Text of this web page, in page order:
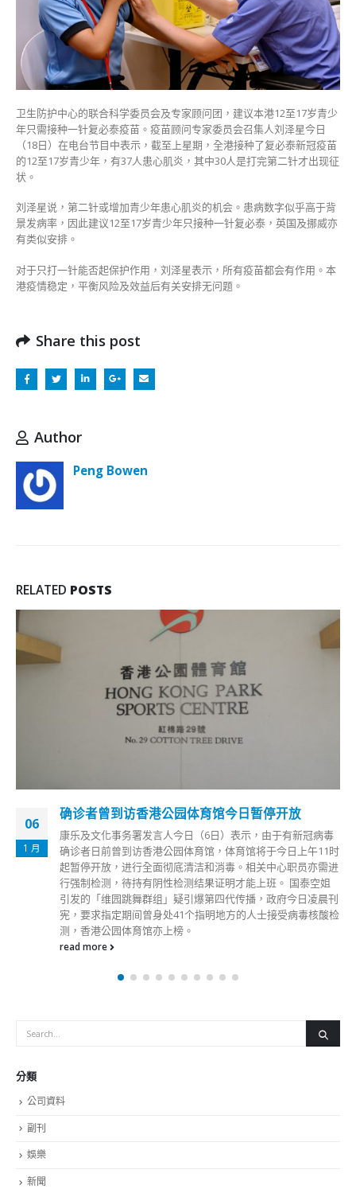
剂
复
必
泰
仍
有
护
作
用〉
中
卫生防护中心的联合科学委员会及专家顾问团，建议本港12至17岁青少
年只需接种一针复必泰疫苗。疫苗顾问专家委员会召集人刘泽星今日
（18日）在电台节目中表示，截至上星期，全港接种了复必泰新冠疫苗
的12至17岁青少年，有37人患心肌炎，其中30人是打完第二针才出现征
状。
刘泽星说，第二针或增加青少年患心肌炎的机会。患病数字似乎高于背
景发病率，因此建议12至17岁青少年只接种一针复必泰，英国及挪威亦
有类似安排。
对于只打一针能否起保护作用，刘泽星表示，所有疫苗都会有作用。本
港疫情稳定，平衡风险及效益后有关安排无问题。
Share this post
Author
Peng Bowen
RELATED POSTS
06
1 月
确诊者曾到访香港公园体育馆今日暂停开放
康乐及文化事务署发言人今日（6日）表示，由于有新冠病毒
确诊者日前曾到访香港公园体育馆，体育馆将于今日上午11时
起暂停开放，进行全面彻底清洁和消毒。相关中心职员亦需进
行强制检测，待持有阴性检测结果证明才能上班。 国泰空姐
引发的「维园跳舞群组」疑引爆第四代传播，政府今日凌晨刊
宪，要求指定期间曾身处41个指明地方的人士接受病毒核酸检
测，香港公园体育馆亦上榜。
read more
分類
公司資料
副刊
娛樂
新聞